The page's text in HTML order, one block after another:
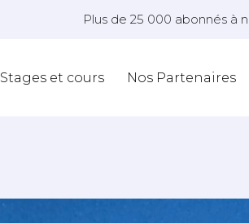
Plus de 25 000 abonnés à
Stages et cours Nos Partenaires